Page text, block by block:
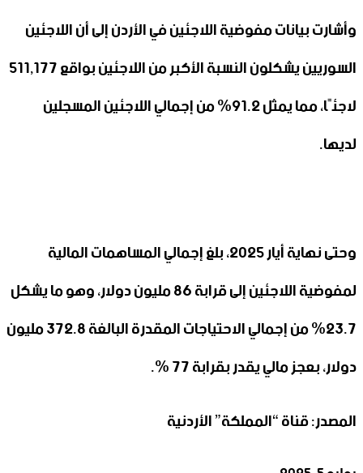
وأشارت بيانات مفوضية اللاجئين في الأردن إلى أن اللاجئين
السوريين يشكلون النسبة الأكبر من اللاجئين بواقع 511,177
لاجئًا، مما يمثل 91.2% من إجمالي اللاجئين المسجلين
لديها.
وحتى نهاية أيار 2025، بلغ إجمالي المساهمات المالية
لمفوضية اللاجئين إلى قرابة 86 مليون دولار، وهو ما يشكل
23.7% من إجمالي الاحتياجات المقدرة البالغة 372.8 مليون
دولار، بعجز مالي يقدر بقرابة 77 %.
المصدر: قناة “المملكة” الأردنية